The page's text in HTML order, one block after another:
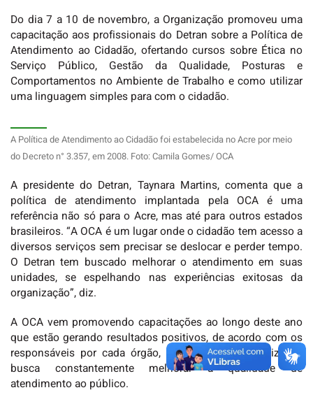
Do dia 7 a 10 de novembro, a Organização promoveu uma
capacitação aos profissionais do Detran sobre a Política de
Atendimento ao Cidadão, ofertando cursos sobre Ética no
Serviço Público, Gestão da Qualidade, Posturas e
Comportamentos no Ambiente de Trabalho e como utilizar
uma linguagem simples para com o cidadão.
A Política de Atendimento ao Cidadão foi estabelecida no Acre por meio
do Decreto n° 3.357, em 2008. Foto: Camila Gomes/ OCA
A presidente do Detran, Taynara Martins, comenta que a
política de atendimento implantada pela OCA é uma
referência não só para o Acre, mas até para outros estados
brasileiros. “A OCA é um lugar onde o cidadão tem acesso a
diversos serviços sem precisar se deslocar e perder tempo.
O Detran tem buscado melhorar o atendimento em suas
unidades, se espelhando nas experiências exitosas da
organização”, diz.
A OCA vem promovendo capacitações ao longo deste ano
que estão gerando resultados positivos, de acordo com os
responsáveis por cada órgão, isso porque a organização
busca constantemente melhorar a qualidade de
atendimento ao público.